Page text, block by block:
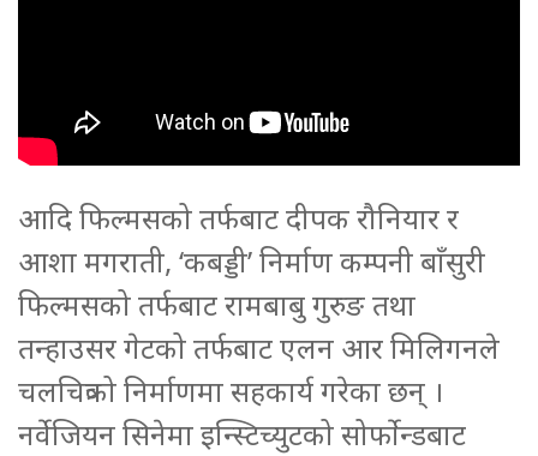
आदि फिल्मसको तर्फबाट दीपक रौनियार र
आशा मगराती, ‘कबड्डी’ निर्माण कम्पनी बाँसुरी
फिल्मसको तर्फबाट रामबाबु गुरुङ तथा
तन्हाउसर गेटको तर्फबाट एलन आर मिलिगनले
चलचित्रको निर्माणमा सहकार्य गरेका छन् ।
नर्वेजियन सिनेमा इन्स्टिच्युटको सोर्फोन्डबाट